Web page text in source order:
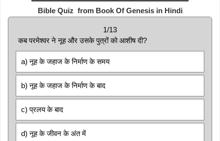
Bible Quiz from Book Of Genesis in Hindi
1/13
कब परमेश्वर ने नूह और उसके पुत्रों को आशीष दी?
a) नूह के जहाज के निर्माण के समय
b) नूह के जहाज के निर्माण के बाद
c) प्रलय के बाद
d) नूह के जीवन के अंत में